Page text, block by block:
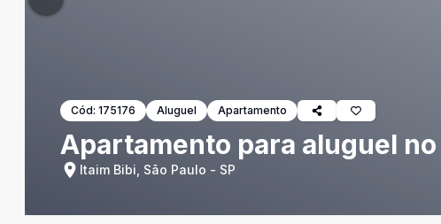
Cód: 175176 Aluguel Apartamento
Apartamento para aluguel
Itaim Bibi, São Paulo - SP